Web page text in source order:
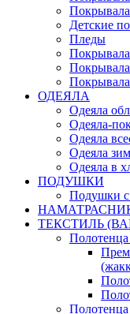
Детские
Пледы
Покрывала
ОДЕЯЛА
Одеяла
Одеяла-
Одеяла
Одеяла
Одеяла в
ПОДУШКИ
Подушки с
ТЕКСТИЛЬ
Полотенца